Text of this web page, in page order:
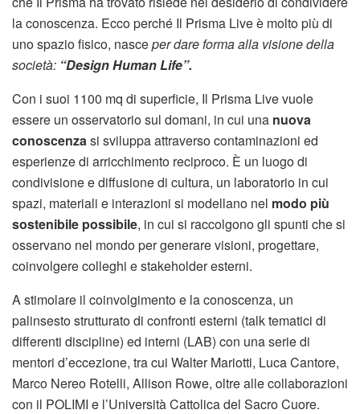
la conoscenza. Ecco perché Il Prisma Live è molto più di
uno spazio fisico, nasceper dare forma alla visione della
società: “Design Human Life”.
Con i suoi 1100 mq di superficie, Il Prisma Live vuole
essere un osservatorio sul domani, in cui una nuova
conoscenzasi sviluppa attraverso contaminazioni ed
esperienze di arricchimento reciproco. È un luogo di
condivisione e diffusione di cultura, un laboratorio in cui
spazi, materiali e interazioni si modellano nel modo più
sostenibile possibile, in cui si raccolgono gli spunti che si
osservano nel mondo per generare visioni, progettare,
coinvolgere colleghi e stakeholder esterni.
A stimolare il coinvolgimento e la conoscenza, un
palinsesto strutturato di confronti esterni (talk tematici di
differenti discipline) ed interni (LAB) con una serie di
mentori d’eccezione, tra cui Walter Mariotti, Luca Cantore,
Marco Nereo Rotelli, Allison Rowe, oltre alle collaborazioni
con il POLIMI e l’Università Cattolica del Sacro Cuore.